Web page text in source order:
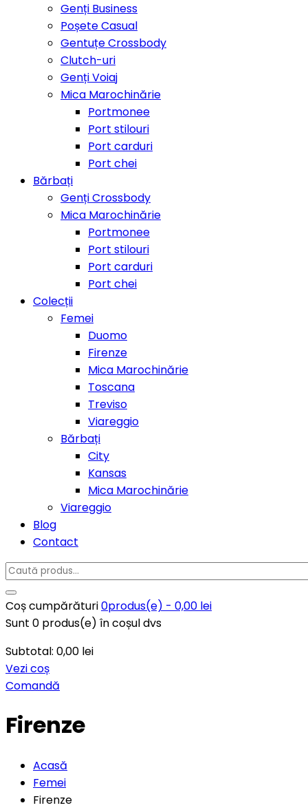
Genți Business
Poșete Casual
Gentuțe Crossbody
Clutch-uri
Genți Voiaj
Mica Marochinărie
Portmonee
Port stilouri
Port carduri
Port chei
Bărbați
Genți Crossbody
Mica Marochinărie
Portmonee
Port stilouri
Port carduri
Port chei
Colecții
Femei
Duomo
Firenze
Mica Marochinărie
Toscana
Treviso
Viareggio
Bărbați
City
Kansas
Mica Marochinărie
Viareggio
Blog
Contact
Coș cumpărături0produs(e) - 0,00 lei
Sunt 0 produs(e) în coșul dvs
Subtotal: 0,00 lei
Vezi coș
Comandă
Firenze
Acasă
Femei
Firenze